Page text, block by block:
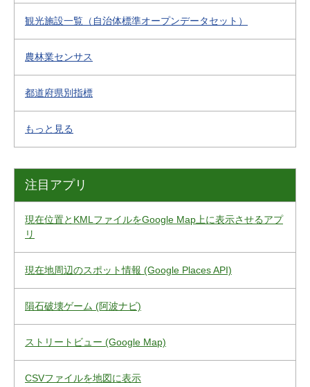
観光施設一覧（自治体標準オープンデータセット）
農林業センサス
都道府県別指標
もっと見る
注目アプリ
現在位置とKMLファイルをGoogle Map上に表示させるアプ
リ
現在地周辺のスポット情報 (Google Places API)
隕石破壊ゲーム (阿波ナビ)
ストリートビュー (Google Map)
CSVファイルを地図に表示